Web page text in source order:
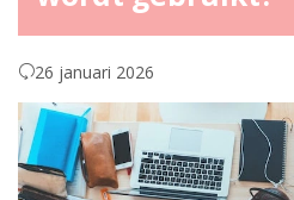
26 januari 2026